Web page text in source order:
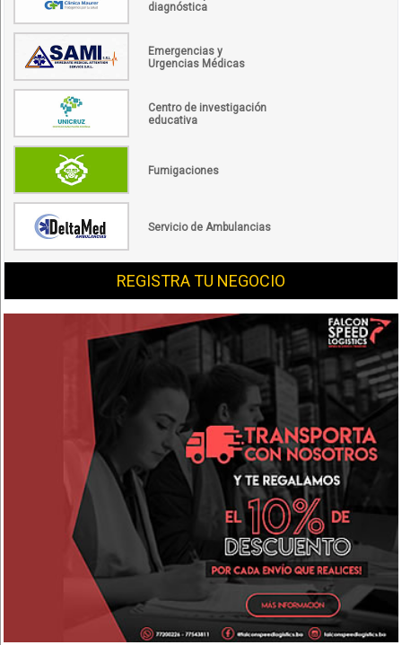
diagnóstica
Emergencias y
Urgencias Médicas
Centro de investigación
educativa
Fumigaciones
Servicio de Ambulancias
REGISTRA TU NEGOCIO